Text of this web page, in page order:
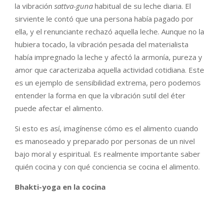
la vibración sattva-guna habitual de su leche diaria. El
sirviente le contó que una persona había pagado por
ella, y el renunciante rechazó aquella leche. Aunque no la
hubiera tocado, la vibración pesada del materialista
había impregnado la leche y afectó la armonía, pureza y
amor que caracterizaba aquella actividad cotidiana. Este
es un ejemplo de sensibilidad extrema, pero podemos
entender la forma en que la vibración sutil del éter
puede afectar el alimento.
Si esto es así, imagínense cómo es el alimento cuando
es manoseado y preparado por personas de un nivel
bajo moral y espiritual. Es realmente importante saber
quién cocina y con qué conciencia se cocina el alimento.
Bhakti-yoga en la cocina